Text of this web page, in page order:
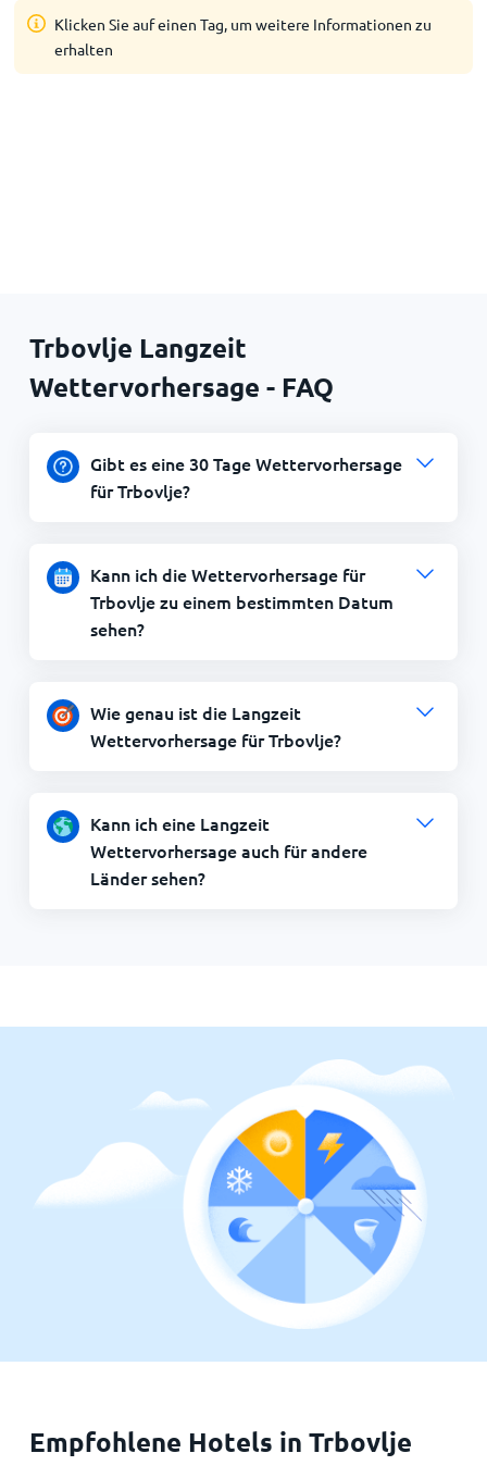
Klicken Sie auf einen Tag, um weitere Informationen zu
erhalten
Trbovlje Langzeit
Wettervorhersage - FAQ
Gibt es eine 30 Tage Wettervorhersage
für Trbovlje?
Kann ich die Wettervorhersage für
Trbovlje zu einem bestimmten Datum
sehen?
Wie genau ist die Langzeit
Wettervorhersage für Trbovlje?
Kann ich eine Langzeit
Wettervorhersage auch für andere
Länder sehen?
Empfohlene Hotels in Trbovlje